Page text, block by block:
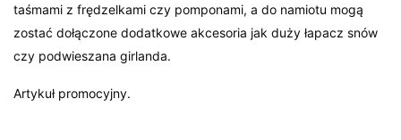
taśmami z frędzelkami czy pomponami, a do namiotu mogą
zostać dołączone dodatkowe akcesoria jak duży łapacz snów
czy podwieszana girlanda.
Artykuł promocyjny.